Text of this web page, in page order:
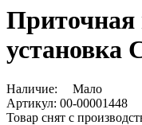
Приточная
установка
Наличие:
Мало
Артикул: 00-00001448
Товар снят с